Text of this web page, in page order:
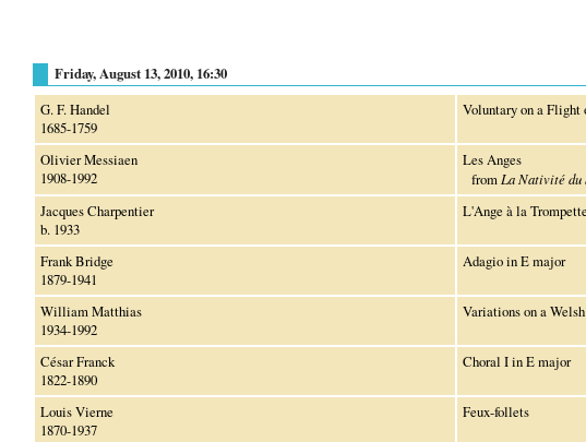
Friday, August 13, 2010, 16:30
G. F. Handel
1685-1759
Voluntary on a Flight
Olivier Messiaen
1908-1992
Les Anges
from La Nativité du
Jacques Charpentier
b. 1933
L'Ange à la Trompette
Frank Bridge
1879-1941
Adagio in E major
William Matthias
1934-1992
Variations on a
César Franck
1822-1890
Choral I in E major
Louis Vierne
1870-1937
Feux-follets